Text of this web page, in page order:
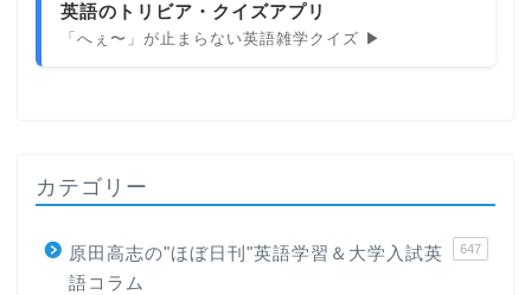
英語のトリビア・クイズアプリ
「へぇ〜」が止まらない英語雑学クイズ ▶
カテゴリー
原田高志の"ほぼ日刊"英語学習＆大学入試英
語コラム
647